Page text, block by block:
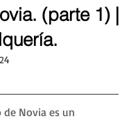
(parte 1) |
de Novia es un